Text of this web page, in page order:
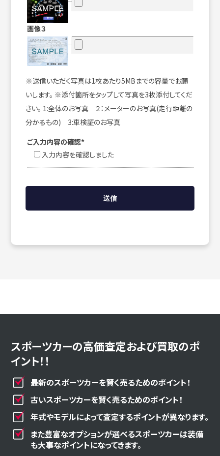
画像３
※送信いただく写真は1枚あたり5MBまでの容量でお願
いします。 ※添付箇所をタップして写真を3枚添付してくだ
さい。 1:全体のお写真 ２：メーターのお写真(走行距離の
分かるもの) 3:車検証のお写真
ご入力内容の確認*
入力内容を確認しました
スポーツカーの高価査定および買取のポ
イント！！
最新のスポーツカーを賢く売るためのポイント！
古いスポーツカーを賢く売るためのポイント！
年式やモデルによって査定するポイントが異なります。
また豊富なオプションが選べるスポーツカーは装備
も大事なポイントになってきます。